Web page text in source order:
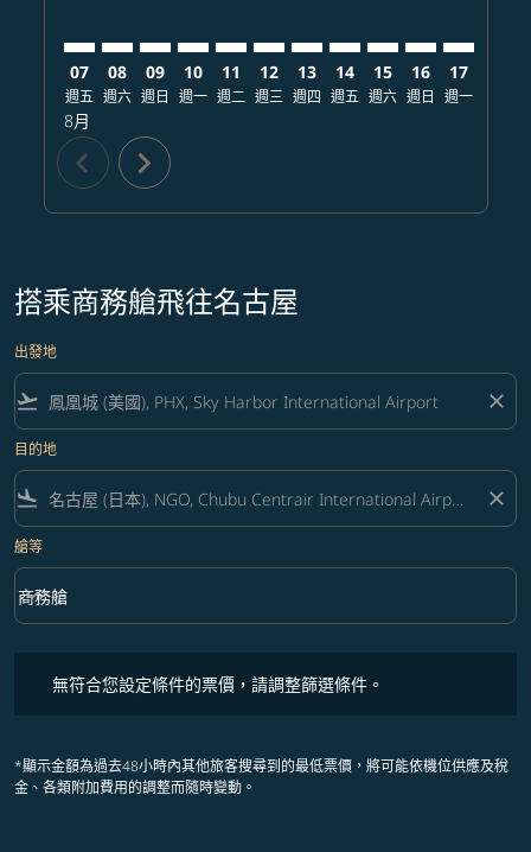
07
週五
8月
08
週六
09
週日
10
週一
11
週二
12
週三
13
週四
14
週五
15
週六
16
週日
17
週一
chevron_left chevron_right
搭乘商務艙飛往名古屋
出發地
flight_takeoff close
目的地
flight_land close
艙等
艙等 option 商務艙 Selected
商務艙
keyboard_arrow_down
無符合您設定條件的票價，請調整篩選條件。
*顯示金額為過去48小時內其他旅客搜尋到的最低票價，將可能依機位供應及稅
金、各類附加費用的調整而隨時變動。